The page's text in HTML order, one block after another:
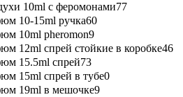
10ml с феромонами77
10-15ml ручка60
10ml pheromon9
12ml спрей стойкие в коробке46
15.5ml спрей73
15ml спрей в тубе0
19ml в мешочке9